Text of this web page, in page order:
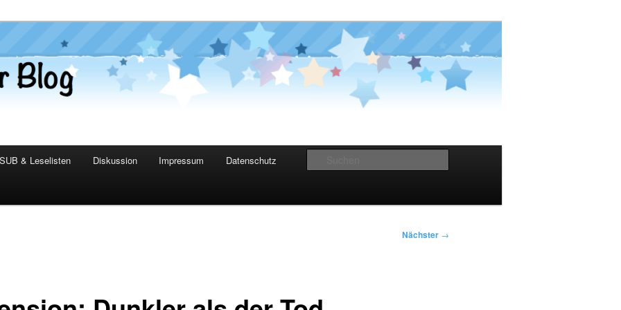
Blog
SUB & Leselisten Diskussion Impressum Datenschutz
Nächster →